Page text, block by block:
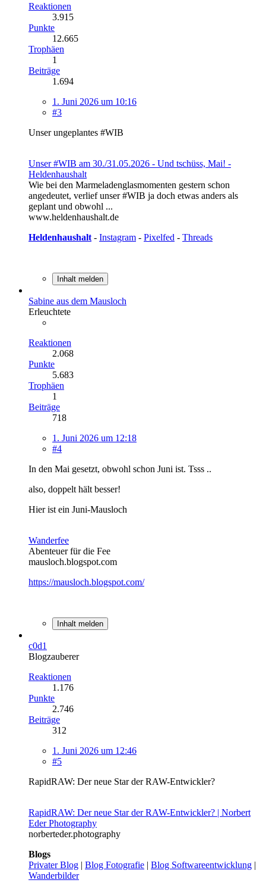
Reaktionen
3.915
Punkte
12.665
Trophäen
1
Beiträge
1.694
1. Juni 2026 um 10:16
#3
Unser ungeplantes #WIB
Unser #WIB am 30./31.05.2026 - Und tschüss, Mai! -
Heldenhaushalt
Wie bei den Marmeladenglasmomenten gestern schon
angedeutet, verlief unser #WIB ja doch etwas anders als
geplant und obwohl ...
www.heldenhaushalt.de
Heldenhaushalt - Instagram - Pixelfed - Threads
Inhalt melden
Sabine aus dem Mausloch
Erleuchtete
Reaktionen
2.068
Punkte
5.683
Trophäen
1
Beiträge
718
1. Juni 2026 um 12:18
#4
In den Mai gesetzt, obwohl schon Juni ist. Tsss ..
also, doppelt hält besser!
Hier ist ein Juni-Mausloch
Wanderfee
Abenteuer für die Fee
mausloch.blogspot.com
https://mausloch.blogspot.com/
Inhalt melden
c0d1
Blogzauberer
Reaktionen
1.176
Punkte
2.746
Beiträge
312
1. Juni 2026 um 12:46
#5
RapidRAW: Der neue Star der RAW-Entwickler?
RapidRAW: Der neue Star der RAW-Entwickler? | Norbert
Eder Photography
norberteder.photography
Blogs
Privater Blog | Blog Fotografie | Blog Softwareentwicklung |
Wanderbilder